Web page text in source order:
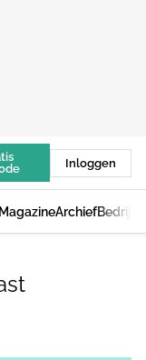
Inloggen
MagazineArchief